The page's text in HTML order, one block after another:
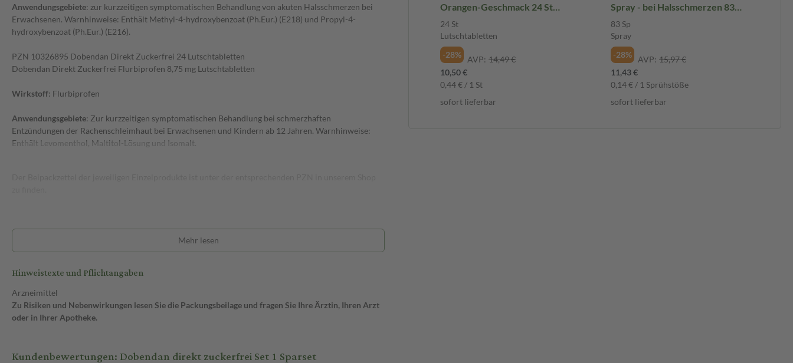
Anwendungsgebiete: zur kurzzeitigen symptomatischen Behandlung von akuten Halsschmerzen bei
Erwachsenen. Warnhinweise: Enthält Methyl-4-hydroxybenzoat (Ph.Eur.) (E218) und Propyl-4-
hydroxybenzoat (Ph.Eur.) (E216).
PZN 10326895 Dobendan Direkt Zuckerfrei 24 Lutschtabletten
Dobendan Direkt Zuckerfrei Flurbiprofen 8,75 mg Lutschtabletten
Wirkstoff: Flurbiprofen
Anwendungsgebiete: Zur kurzzeitigen symptomatischen Behandlung bei schmerzhaften
Entzündungen der Rachenschleimhaut bei Erwachsenen und Kindern ab 12 Jahren. Warnhinweise:
Enthält Levomenthol, Maltitol-Lösung und Isomalt.
Mehr lesen
Hinweistexte und Pflichtangaben
Arzneimittel
Zu Risiken und Nebenwirkungen lesen Sie die Packungsbeilage und fragen Sie Ihre Ärztin, Ihren Arzt
oder in Ihrer Apotheke.
Orangen-Geschmack 24 St
Lutschtabletten
24 St
Lutschtabletten
-28%
AVP: 14,49 €
10,50 €
0,44 € / 1 St
sofort lieferbar
Spray - bei Halsschmerzen 83
Sprühstöße Spray
83 Sp
Spray
-28%
AVP: 15,97 €
11,43 €
0,14 € / 1 Sprühstöße
sofort lieferbar
Kundenbewertungen: Dobendan direkt zuckerfrei Set 1 Sparset